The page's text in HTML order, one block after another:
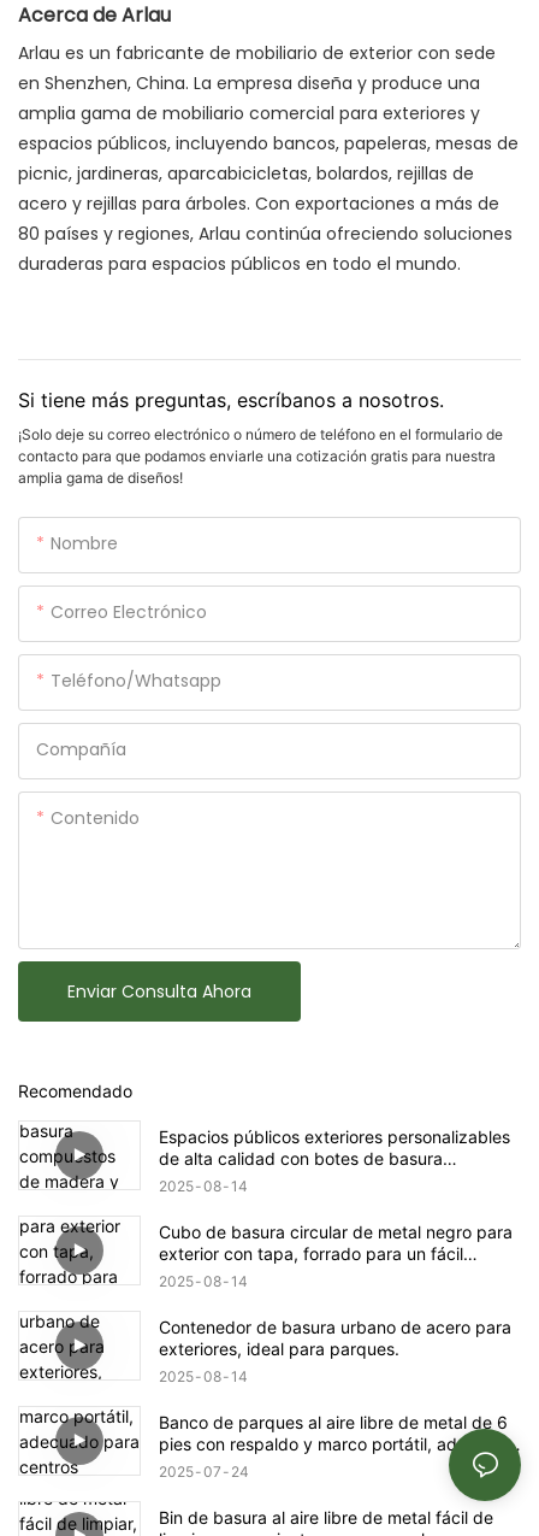
Acerca de Arlau
Arlau es un fabricante de mobiliario de exterior con sede
en Shenzhen, China. La empresa diseña y produce una
amplia gama de mobiliario comercial para exteriores y
espacios públicos, incluyendo bancos, papeleras, mesas de
picnic, jardineras, aparcabicicletas, bolardos, rejillas de
acero y rejillas para árboles. Con exportaciones a más de
80 países y regiones, Arlau continúa ofreciendo soluciones
duraderas para espacios públicos en todo el mundo.
Si tiene más preguntas, escríbanos a nosotros.
¡Solo deje su correo electrónico o número de teléfono en el formulario de
contacto para que podamos enviarle una cotización gratis para nuestra
amplia gama de diseños!
Nombre
Correo Electrónico
Teléfono/whatsapp
Compañía
Contenido
Enviar Consulta Ahora
Recomendado
Espacios públicos exteriores personalizables
de alta calidad con botes de basura
compuestos de madera y acero, gran
desgaste.
2025 08 14
Cubo de basura circular de metal negro para
exterior con tapa, forrado para un fácil
desmontaje y limpieza.
2025 08 14
Contenedor de basura urbano de acero para
exteriores, ideal para parques.
2025 08 14
Banco de parques al aire libre de metal de 6
pies con respaldo y marco portátil, adecuado
para centros comerciales, tiendas, parques,
2025 07 24
Bin de basura al aire libre de metal fácil de